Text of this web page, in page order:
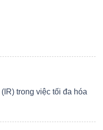
trong việc tối đa hóa